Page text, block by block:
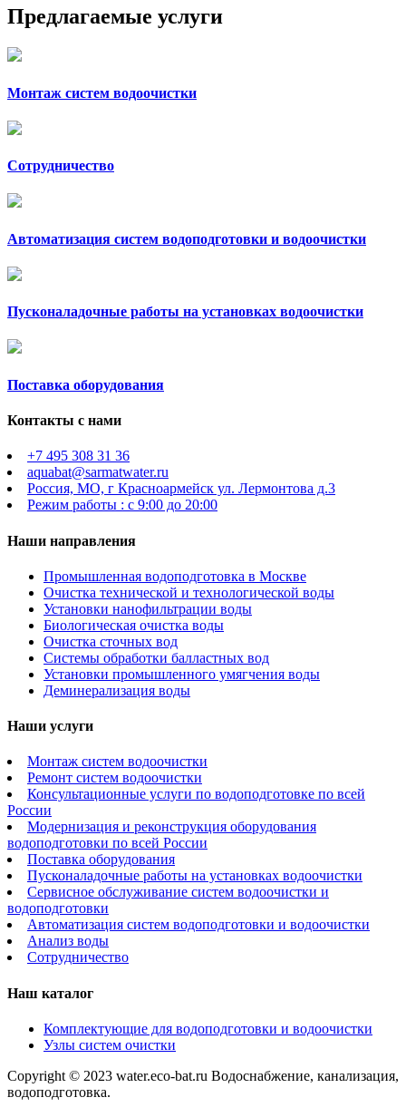
Предлагаемые услуги
Монтаж систем водоочистки
Сотрудничество
Автоматизация систем водоподготовки и водоочистки
Пусконаладочные работы на установках водоочистки
Поставка оборудования
Контакты с нами
+7 495 308 31 36
aquabat@sarmatwater.ru
Россия, МО, г Красноармейск ул. Лермонтова д.3
Режим работы : с 9:00 до 20:00
Наши направления
Промышленная водоподготовка в Москве
Очистка технической и технологической воды
Установки нанофильтрации воды
Биологическая очистка воды
Очистка сточных вод
Системы обработки балластных вод
Установки промышленного умягчения воды
Деминерализация воды
Наши услуги
Монтаж систем водоочистки
Ремонт систем водоочистки
Консультационные услуги по водоподготовке по всей
России
Модернизация и реконструкция оборудования
водоподготовки по всей России
Поставка оборудования
Пусконаладочные работы на установках водоочистки
Сервисное обслуживание систем водоочистки и
водоподготовки
Автоматизация систем водоподготовки и водоочистки
Анализ воды
Сотрудничество
Наш каталог
Комплектующие для водоподготовки и водоочистки
Узлы систем очистки
Copyright © 2023 water.eco-bat.ru Водоснабжение, канализация,
водоподготовка.